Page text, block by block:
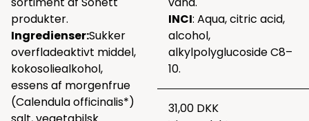
produkter.
Ingredienser:Sukker
overfladeaktivt middel,
kokosoliealkohol,
essens af morgenfrue
(Calendula officinalis*)
INCI: Aqua, citric acid,
alcohol,
alkylpolyglucoside C8–
10.
31,00 DKK